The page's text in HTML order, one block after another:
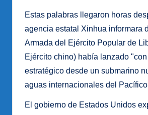
Estas palabras llegaron horas
agencia estatal Xinhua informara
Armada del Ejército Popular de
Ejército chino) había lanzado "con
estratégico desde un submarino
aguas internacionales del
El gobierno de Estados Unidos